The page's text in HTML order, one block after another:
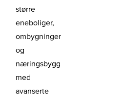
større
eneboliger,
ombygninger
og
næringsbygg
med
avanserte